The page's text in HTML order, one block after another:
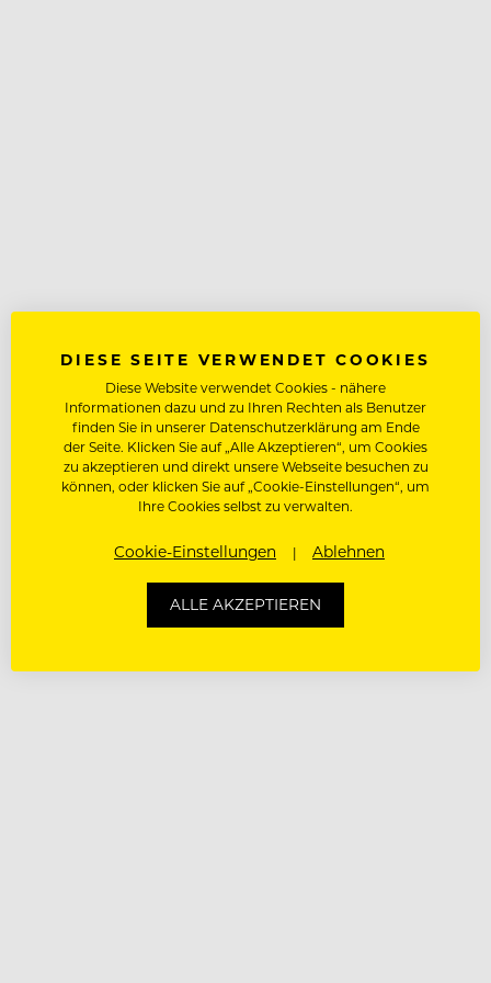
DIESE SEITE VERWENDET COOKIES
Diese Website verwendet Cookies - nähere
Informationen dazu und zu Ihren Rechten als Benutzer
finden Sie in unserer Datenschutzerklärung am Ende
der Seite. Klicken Sie auf „Alle Akzeptieren“, um Cookies
zu akzeptieren und direkt unsere Webseite besuchen zu
können, oder klicken Sie auf „Cookie-Einstellungen“, um
Ihre Cookies selbst zu verwalten.
Cookie-Einstellungen Ablehnen
ALLE AKZEPTIEREN